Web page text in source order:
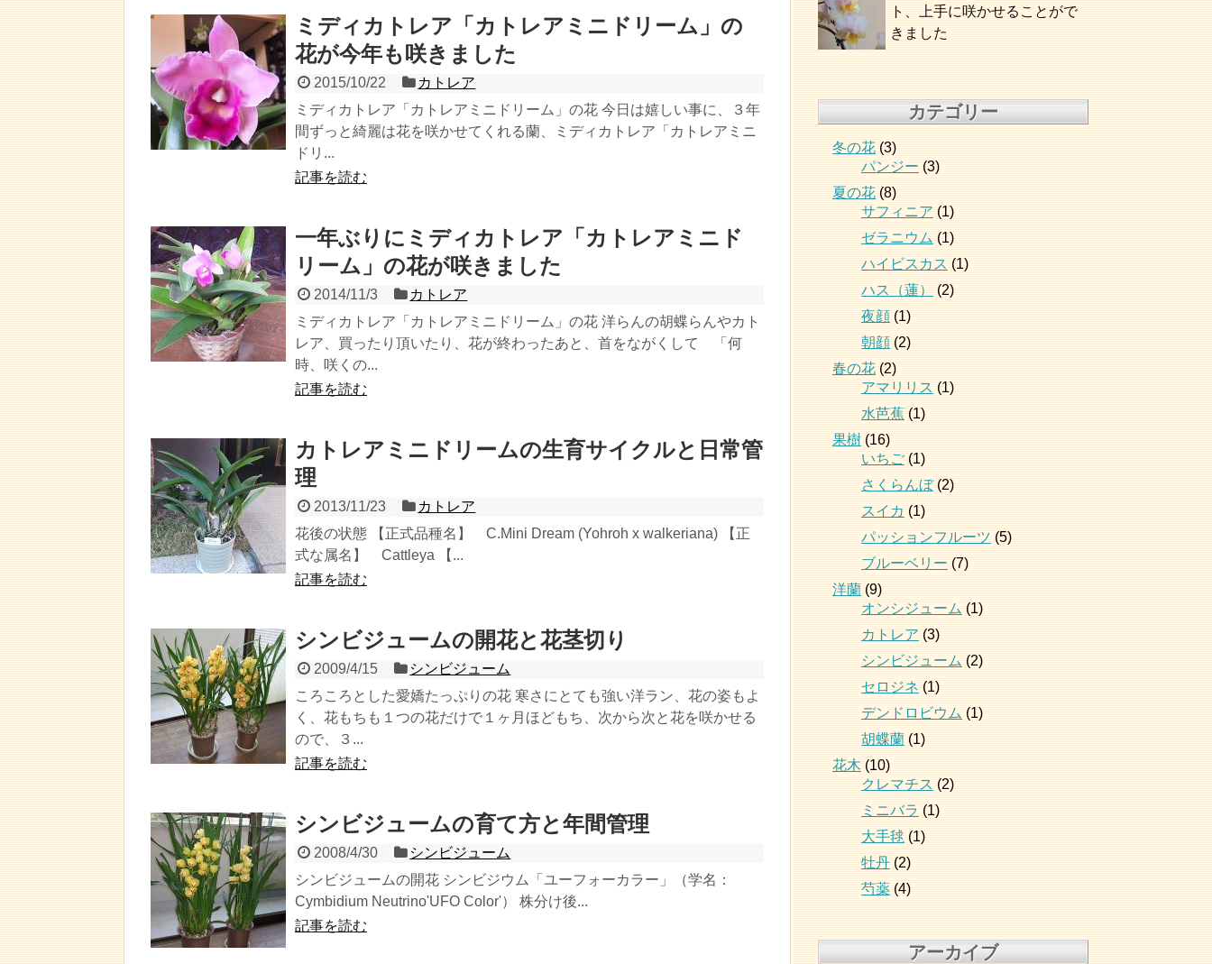
ミディカトレア「カトレアミニドリーム」の
花が今年も咲きました
2015/10/22
カトレア
ミディカトレア「カトレアミニドリーム」の花 今日は嬉しい事に、３年
間ずっと綺麗は花を咲かせてくれる蘭、ミディカトレア「カトレアミニ
ドリ...
記事を読む
一年ぶりにミディカトレア「カトレアミニド
リーム」の花が咲きました
2014/11/3
カトレア
ミディカトレア「カトレアミニドリーム」の花 洋らんの胡蝶らんやカト
レア、買ったり頂いたり、花が終わったあと、首をながくして 「何
時、咲くの...
記事を読む
カトレアミニドリームの生育サイクルと日常管
理
2013/11/23
カトレア
花後の状態 【正式品種名】 C.Mini Dream (Yohroh x walkeriana) 【正
式な属名】 Cattleya 【...
記事を読む
シンビジュームの開花と花茎切り
2009/4/15
シンビジューム
ころころとした愛嬌たっぷりの花 寒さにとても強い洋ラン、花の姿もよ
く、花もちも１つの花だけで１ヶ月ほどもち、次から次と花を咲かせる
ので、３...
記事を読む
シンビジュームの育て方と年間管理
2008/4/30
シンビジューム
シンビジュームの開花 シンビジウム「ユーフォーカラー」（学名：
Cymbidium Neutrino'UFO Color'） 株分け後...
記事を読む
ト、上手に咲かせることがで
きました
カテゴリー
冬の花(3)
パンジー(3)
夏の花(8)
サフィニア(1)
ゼラニウム(1)
ハイビスカス(1)
ハス（蓮）(2)
夜顔(1)
朝顔(2)
春の花(2)
アマリリス(1)
水芭蕉(1)
果樹(16)
いちご(1)
さくらんぼ(2)
スイカ(1)
パッションフルーツ(5)
ブルーベリー(7)
洋蘭(9)
オンシジューム(1)
カトレア(3)
シンビジューム(2)
セロジネ(1)
デンドロビウム(1)
胡蝶蘭(1)
花木(10)
クレマチス(2)
ミニバラ(1)
大手毬(1)
牡丹(2)
芍薬(4)
アーカイブ